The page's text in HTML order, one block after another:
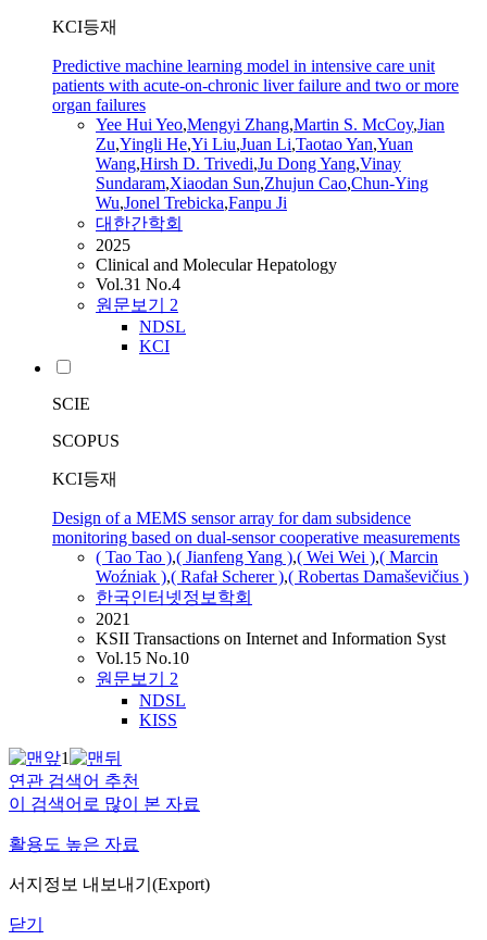
KCI등재
Predictive machine learning model in intensive care unit
patients with acute-on-chronic liver failure and two or more
organ failures
Yee Hui Yeo,Mengyi Zhang,Martin S. McCoy,Jian
Zu,Yingli He,Yi Liu,Juan Li,TaotaoYan,Yuan
Wang,Hirsh D. Trivedi,Ju DongYang,Vinay
Sundaram,Xiaodan Sun,Zhujun Cao,Chun-Ying
Wu,Jonel Trebicka,Fanpu Ji
대한간학회
2025
Clinical and Molecular Hepatology
Vol.31 No.4
원문보기 2
NDSL
KCI
SCIE
SCOPUS
KCI등재
Design of a MEMS sensor array for dam subsidence
monitoring based on dual-sensor cooperative measurements
( Tao Tao ),( JianfengYang ),( Wei Wei ),( Marcin
Woźniak ),( Rafał Scherer ),( Robertas Damaševičius )
한국인터넷정보학회
2021
KSII Transactions on Internet and Information Syst
Vol.15 No.10
원문보기 2
NDSL
KISS
1
연관 검색어 추천
이 검색어로 많이 본 자료
활용도 높은 자료
서지정보 내보내기(Export)
닫기